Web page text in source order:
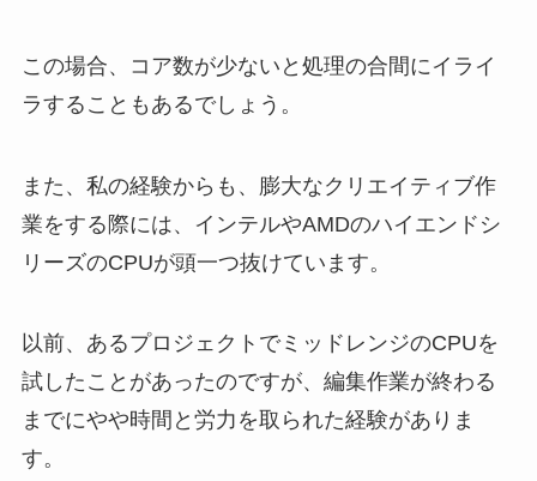
この場合、コア数が少ないと処理の合間にイライ
ラすることもあるでしょう。
また、私の経験からも、膨大なクリエイティブ作
業をする際には、インテルやAMDのハイエンドシ
リーズのCPUが頭一つ抜けています。
以前、あるプロジェクトでミッドレンジのCPUを
試したことがあったのですが、編集作業が終わる
までにやや時間と労力を取られた経験がありま
す。